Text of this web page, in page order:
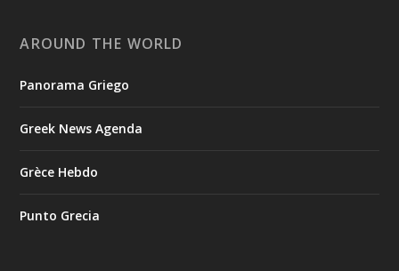
AROUND THE WORLD
Panorama Griego
Greek News Agenda
Grèce Hebdo
Punto Grecia